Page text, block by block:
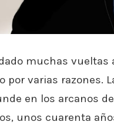
muchas vueltas
por varias razones.
en los arcanos
unos cuarenta